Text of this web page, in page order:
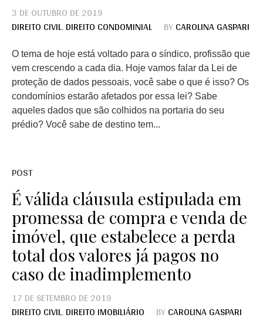
3 DE OUTUBRO DE 2019
DIREITO CIVIL,DIREITO CONDOMINIAL BYCAROLINA GASPARI
O tema de hoje está voltado para o síndico, profissão que
vem crescendo a cada dia. Hoje vamos falar da Lei de
proteção de dados pessoais, você sabe o que é isso? Os
condomínios estarão afetados por essa lei? Sabe
aqueles dados que são colhidos na portaria do seu
prédio? Você sabe de destino tem...
POST
É válida cláusula estipulada em
promessa de compra e venda de
imóvel, que estabelece a perda
total dos valores já pagos no
caso de inadimplemento
17 DE SETEMBRO DE 2019
DIREITO CIVIL,DIREITO IMOBILIÁRIO BYCAROLINA GASPARI